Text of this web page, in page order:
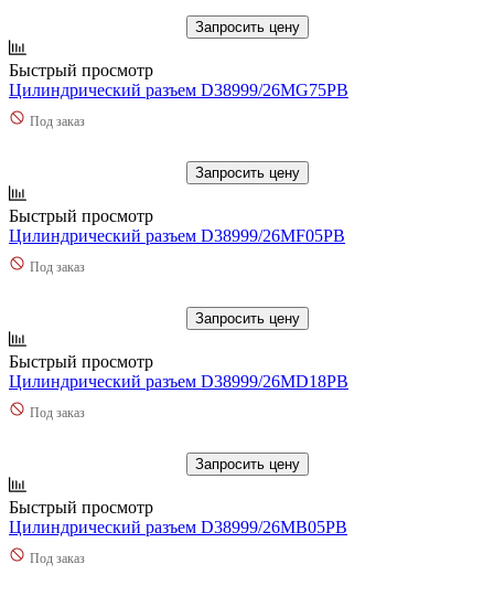
Запросить цену
Быстрый просмотр
Цилиндрический разъем D38999/26MG75PB
Под заказ
Запросить цену
Быстрый просмотр
Цилиндрический разъем D38999/26MF05PB
Под заказ
Запросить цену
Быстрый просмотр
Цилиндрический разъем D38999/26MD18PB
Под заказ
Запросить цену
Быстрый просмотр
Цилиндрический разъем D38999/26MB05PB
Под заказ